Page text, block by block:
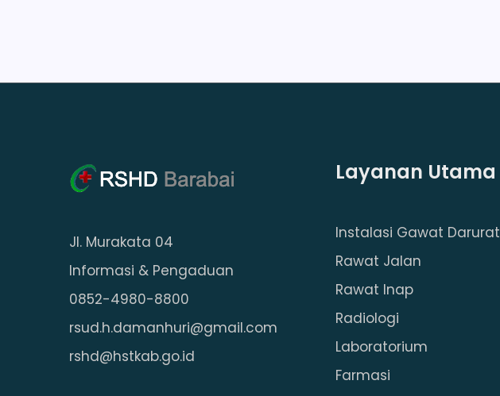
Jl. Murakata 04
Informasi & Pengaduan
0852-4980-8800
rsud.h.damanhuri@gmail.com
rshd@hstkab.go.id
Layanan Utama
Instalasi Gawat Darurat
Rawat Jalan
Rawat Inap
Radiologi
Laboratorium
Farmasi